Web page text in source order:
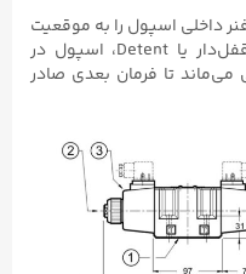
داخلی اسپول را به موقعیت
اولیه بازمی‌گرداند. اما در مدل‌های قفل‌دار یا Detent، اسپول در
تا فرمان بعدی صادر